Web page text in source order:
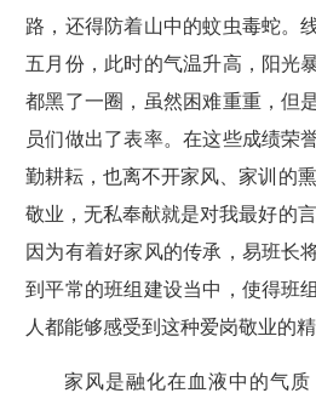
路，还得防着山中的蚊虫毒蛇。
五月份，此时的气温升高，阳光
都黑了一圈，虽然困难重重，但
员们做出了表率。在这些成绩荣
勤耕耘，也离不开家风、家训的
敬业，无私奉献就是对我最好的
因为有着好家风的传承，易班长
到平常的班组建设当中，使得班
人都能够感受到这种爱岗敬业的精
家风是融化在血液中的气